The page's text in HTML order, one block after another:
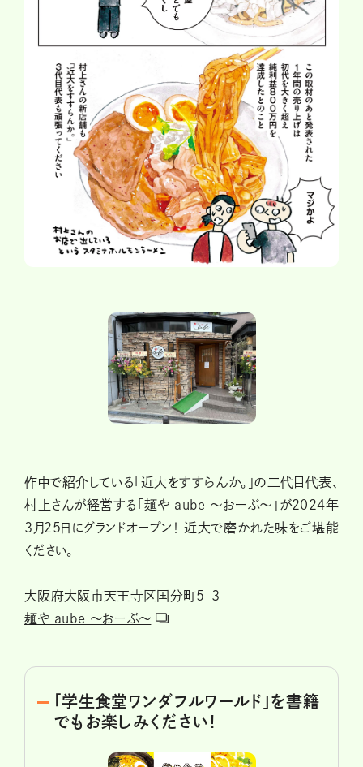
作中で紹介している「近大をすすらんか。」の二代目代表、
村上さんが経営する「麺や aube ～おーぶ～」が2024年
３月25日にグランドオープン！ 近大で磨かれた味をご堪能
ください。
大阪府大阪市天王寺区国分町5-3
麺や aube ～おーぶ～
「学生食堂ワンダフルワールド」を書籍
でもお楽しみください！